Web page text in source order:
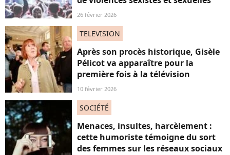
26 février 2026
TELEVISION
Après son procès historique, Gisèle
Pélicot va apparaître pour la
première fois à la télévision
10 février 2026
SOCIÉTÉ
Menaces, insultes, harcèlement :
cette humoriste témoigne du sort
des femmes sur les réseaux sociaux